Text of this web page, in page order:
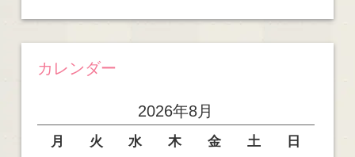
カレンダー
2026年8月
月 火 水 木 金 土
日